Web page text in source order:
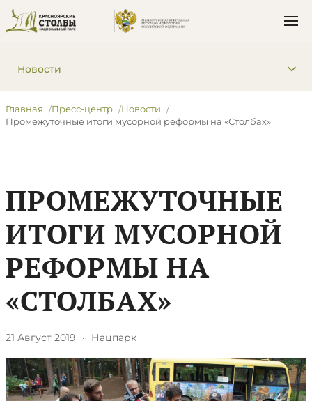
Подразделы: Пресс-центр
Главная Пресс-центр
Новости
Промежуточные итоги мусорной реформы на «Столбах»
ПРОМЕЖУТОЧНЫЕ
ИТОГИ МУСОРНОЙ
РЕФОРМЫ НА
«СТОЛБАХ»
21 Август 2019 · Нацпарк